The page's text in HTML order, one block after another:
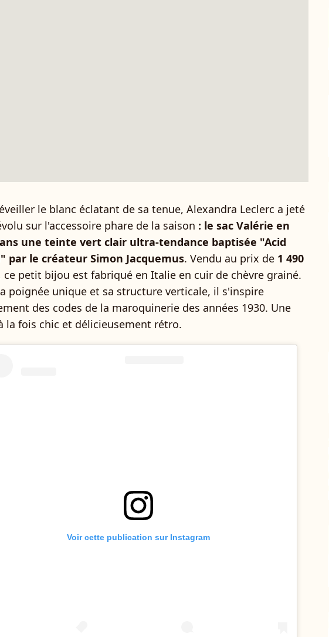
le blanc éclatant de sa tenue, Alexandra Leclerc a jeté
sur l'accessoire phare de la saison : le sac Valérie en
une teinte vert clair ultra-tendance baptisée "Acid
par le créateur Simon Jacquemus. Vendu au prix de 1 490
ce petit bijou est fabriqué en Italie en cuir de chèvre grainé.
poignée unique et sa structure verticale, il s'inspire
des codes de la maroquinerie des années 1930. Une
la fois chic et délicieusement rétro.
Voir cette publication sur Instagram